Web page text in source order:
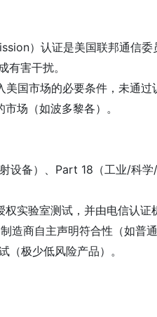
）认证是美国联邦通信委
有害干扰。
国市场的必要条件，未通
场（如波多黎各）。
设备）、Part 18（工业/科
实验室测试，并由电信认证
商自主声明符合性（如普
（极少低风险产品）。